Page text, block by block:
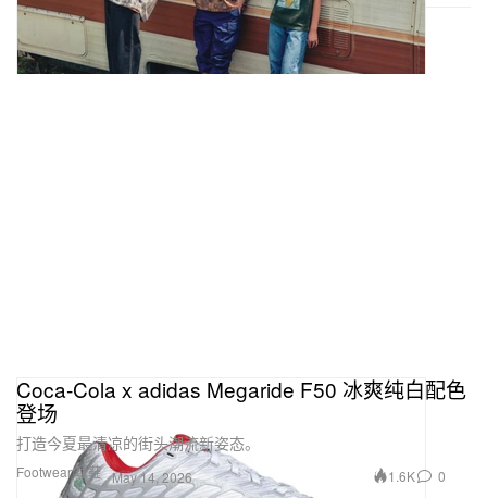
Footwear 球鞋
Coca‑Cola x adidas Megaride F50 冰爽纯白配色
登场
打造今夏最清凉的街头潮流新姿态。
May 14, 2026 1.6K 0